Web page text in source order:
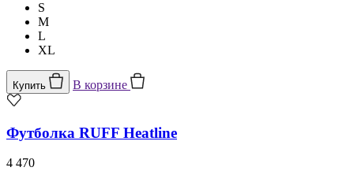
S
M
L
XL
Купить В корзине
Футболка RUFF Heatline
4 470